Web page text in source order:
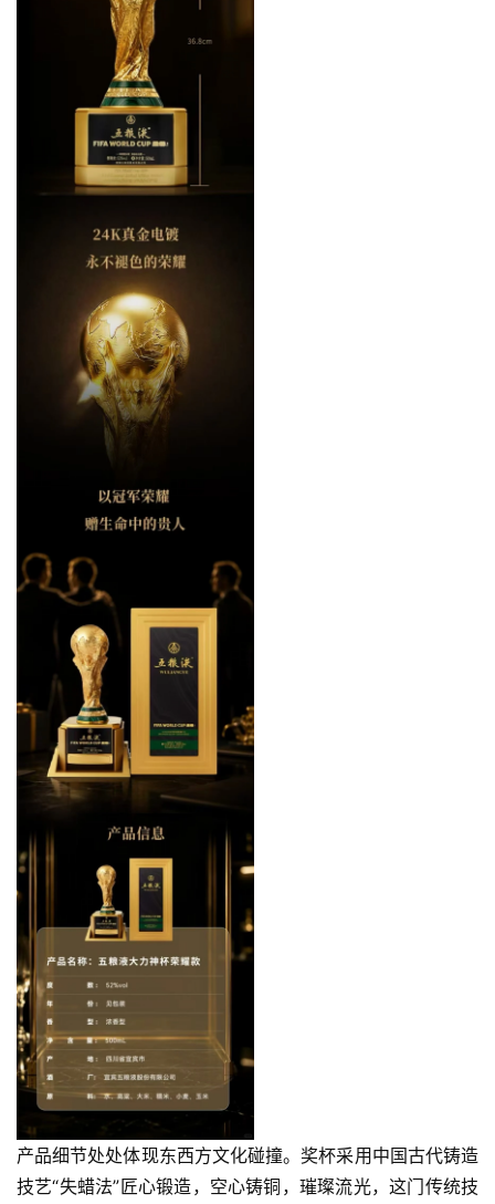
产品细节处处体现东西方文化碰撞。奖杯采用中国古代铸造
技艺“失蜡法”匠心锻造，空心铸铜，璀璨流光，这门传统技